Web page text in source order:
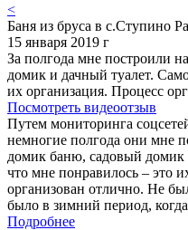
<
Баня из бруса в с.Ступино
15 января 2019 г
За полгода мне построили
домик и дачный туалет.
их организация. Процесс
Посмотреть видеоотзыв
Путем мониторинга
немногие полгода они мне
домик баню, садовый домик
что мне понравилось – это
организован отлично. Не
было в зимний период,
Подробнее